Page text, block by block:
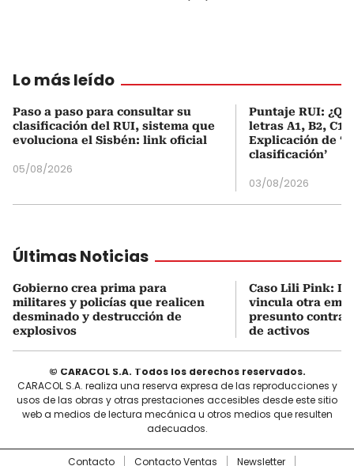
Lo más leído
Paso a paso para consultar su
clasificación del RUI, sistema que
evoluciona el Sisbén: link oficial
05/08/2026
Puntaje RUI:
letras A1, B2, C1
Explicación de
clasificación’
03/08/2026
Últimas Noticias
Gobierno crea prima para
militares y policías que realicen
desminado y destrucción de
explosivos
Caso Lili Pink:
vincula otra
presunto
de activos
© CARACOL S.A. Todos los derechos reservados.
CARACOL S.A. realiza una reserva expresa de las reproducciones y
usos de las obras y otras prestaciones accesibles desde este sitio
web a medios de lectura mecánica u otros medios que resulten
adecuados.
Contacto Contacto Ventas Newsletter